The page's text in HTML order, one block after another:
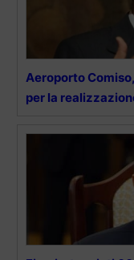
Aeroporto
per la